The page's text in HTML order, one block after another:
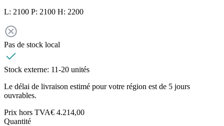
L: 2100 P: 2100 H: 2200
Pas de stock local
Stock externe: 11-20 unités
Le délai de livraison estimé pour votre région est de 5 jours
ouvrables.
Prix hors TVA€ 4.214,00
Quantité